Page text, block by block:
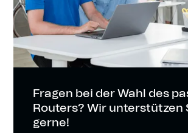
Fragen bei der Wahl des
Routers? Wir unterstützen
gerne!